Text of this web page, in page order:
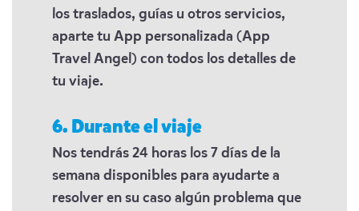
los traslados, guías u otros servicios,
aparte tu App personalizada (App
Travel Angel) con todos los detalles de
tu viaje.
6. Durante el viaje
Nos tendrás 24 horas los 7 días de la
semana disponibles para ayudarte a
resolver en su caso algún problema que